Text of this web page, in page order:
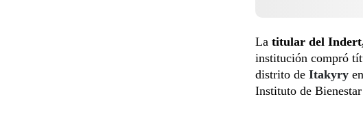
La titular del
institución compró
distrito de Itakyry
Instituto de